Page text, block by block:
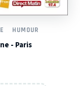
HUMOUR
- Paris